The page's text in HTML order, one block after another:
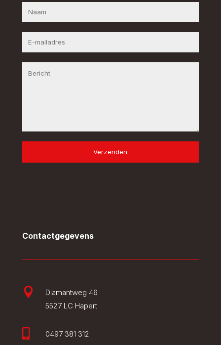
Verzenden
Contactgegevens

Diamantweg 46
5527 LC Hapert
 0497 381 312